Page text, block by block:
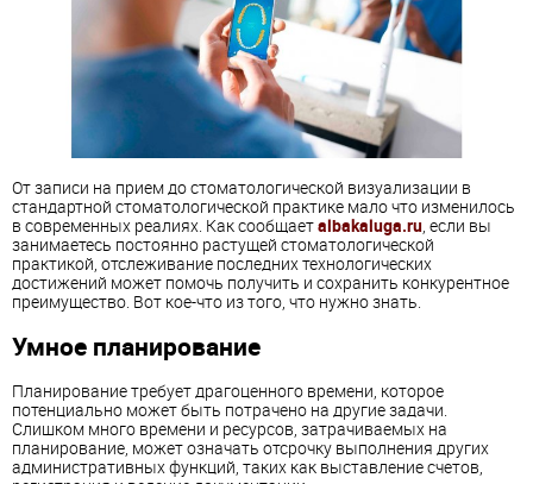
От записи на прием до стоматологической визуализации в
стандартной стоматологической практике мало что изменилось
в современных реалиях. Как сообщаетalbakaluga.ru, если вы
занимаетесь постоянно растущей стоматологической
практикой, отслеживание последних технологических
достижений может помочь получить и сохранить конкурентное
преимущество. Вот кое-что из того, что нужно знать.
Умное планирование
Планирование требует драгоценного времени, которое
потенциально может быть потрачено на другие задачи.
Слишком много времени и ресурсов, затрачиваемых на
планирование, может означать отсрочку выполнения других
административных функций, таких как выставление счетов,